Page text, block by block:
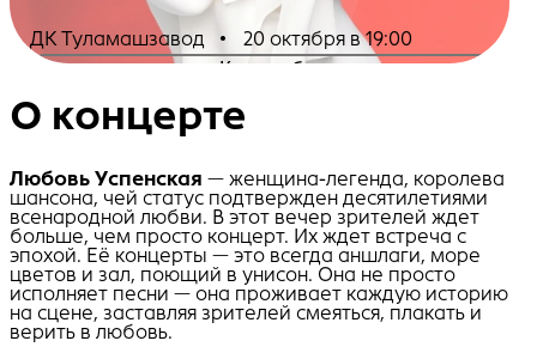
ДК Туламашзавод • 20 октября в 19:00
Купить билеты
О концерте
Любовь Успенская — женщина-легенда, королева
шансона, чей статус подтвержден десятилетиями
всенародной любви. В этот вечер зрителей ждет
больше, чем просто концерт. Их ждет встреча с
эпохой. Её концерты — это всегда аншлаги, море
цветов и зал, поющий в унисон. Она не просто
исполняет песни — она проживает каждую историю
на сцене, заставляя зрителей смеяться, плакать и
верить в любовь.